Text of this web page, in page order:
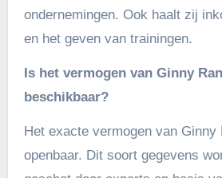
ondernemingen. Ook haalt zij
en het geven van trainingen.
Is het vermogen van Ginny
beschikbaar?
Het exacte vermogen van Ginny
openbaar. Dit soort gegevens